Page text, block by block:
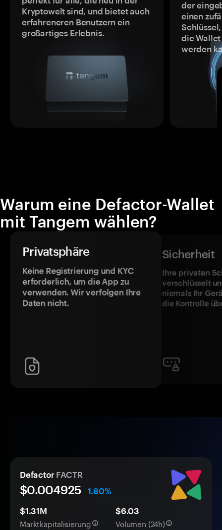
Kryptowelt sind, und bietet auch
erfahreneren Benutzern ein
großartiges Erlebnis.
der
einen
die
werden
Warum eine Defactor-Wallet
mit Tangem wählen?
Privatsphäre
Keine Registrierung und KYC
erforderlich, um die App zu
verwenden. Wir verfolgen Ihre
Daten nicht.
Sicherheit
Ihre privaten
verschlüsselt
niemals Ihr
die Kontrolle
Defactor FACTR
$0.004925
1.80%
$1.31M
Marktkapitalisierung
$6.03
Volumen (24h)